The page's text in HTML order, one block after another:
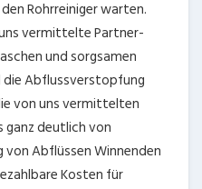
Rohrreiniger warten.
vermittelte Partner-
und sorgsamen
die Abflussverstopfung
von uns vermittelten
ganz deutlich von
von Abflüssen Winnenden
Kosten für